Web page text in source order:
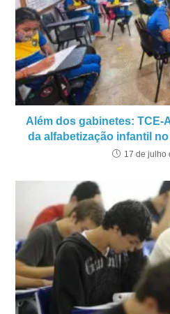
Além dos gabinetes: TCE-
da alfabetização infantil
17 de julho